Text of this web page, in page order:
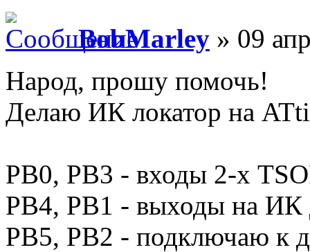
BobMarley » 09
Народ, прошу помочь!
Делаю ИК локатор на
PB0, PB3 - входы 2-х
PB4, PB1 - выходы на ИК
PB5, PB2 - подключаю к